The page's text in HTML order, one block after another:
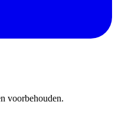
voorbehouden.